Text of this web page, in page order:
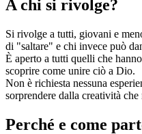
A chi si rivolge?
Si rivolge a tutti, giovani e
di "saltare" e chi invece può
È aperto a tutti quelli che
scoprire come unire ciò a Dio.
Non è richiesta nessuna
sorprendere dalla creatività
Perché e come